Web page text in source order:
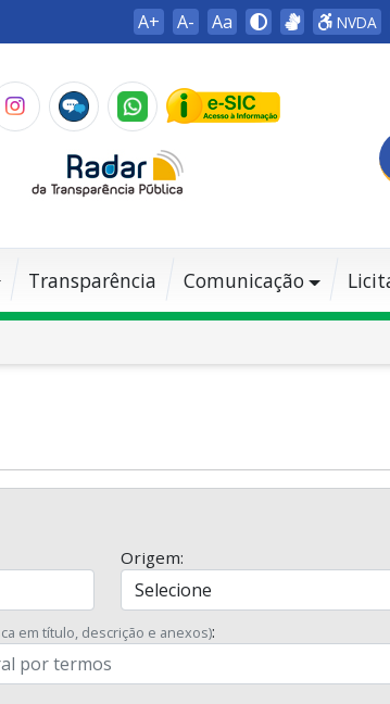
A+ A- Aa NVDA
Transparência Comunicação
Origem:
em título, descrição e anexos):